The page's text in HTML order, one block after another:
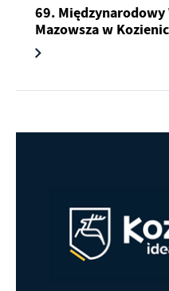
69. Międzynarodowy
Mazowsza w